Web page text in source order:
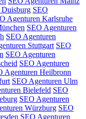
Duisburg SEO
Agenturen Karlsruhe
SEO Agenturen
SEO Agenturen
Stuttgart SEO
SEO Agenturen
SEO Agenturen
Agenturen Heilbronn
SEO Agenturen Ulm
Bielefeld SEO
SEO Agenturen
Würzburg SEO
SEO Agenturen